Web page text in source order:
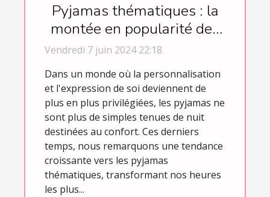
Pyjamas thématiques : la
montée en popularité des
vêtements de nuit festifs
et occasionnels
Vendredi 7 juin 2024 22:18
Dans un monde où la personnalisation
et l'expression de soi deviennent de
plus en plus privilégiées, les pyjamas ne
sont plus de simples tenues de nuit
destinées au confort. Ces derniers
temps, nous remarquons une tendance
croissante vers les pyjamas
thématiques, transformant nos heures
les plus...